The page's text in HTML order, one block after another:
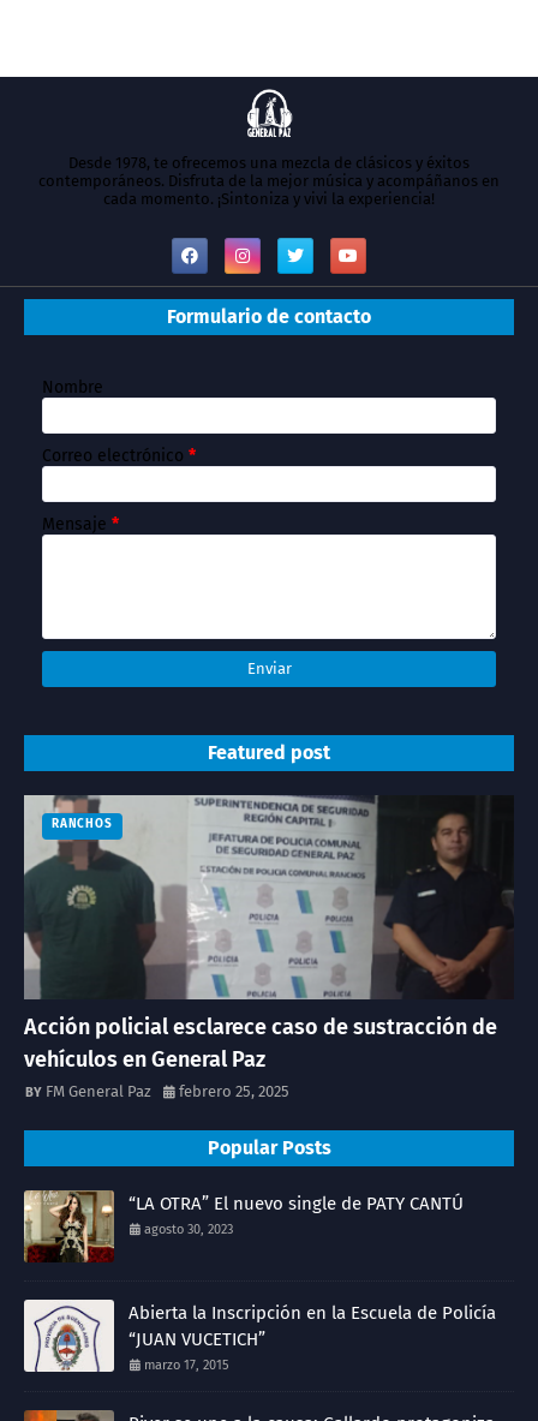
Desde 1978, te ofrecemos una mezcla de clásicos y éxitos
contemporáneos. Disfruta de la mejor música y acompáñanos en
cada momento. ¡Sintoniza y vivi la experiencia!
Formulario de contacto
Nombre
Correo electrónico *
Mensaje *
Featured post
RANCHOS
Acción policial esclarece caso de sustracción de
vehículos en General Paz
FM General Paz febrero 25, 2025
Popular Posts
“LA OTRA” El nuevo single de PATY CANTÚ
agosto 30, 2023
Abierta la Inscripción en la Escuela de Policía
“JUAN VUCETICH”
marzo 17, 2015